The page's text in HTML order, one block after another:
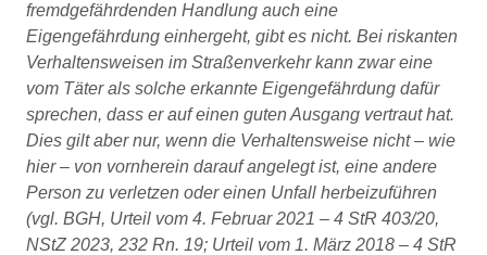
fremdgefährdenden Handlung auch eine
Eigengefährdung einhergeht, gibt es nicht. Bei riskanten
Verhaltensweisen im Straßenverkehr kann zwar eine
vom Täter als solche erkannte Eigengefährdung dafür
sprechen, dass er auf einen guten Ausgang vertraut hat.
Dies gilt aber nur, wenn die Verhaltensweise nicht – wie
hier – von vornherein darauf angelegt ist, eine andere
Person zu verletzen oder einen Unfall herbeizuführen
(vgl. BGH, Urteil vom 4. Februar 2021 – 4 StR 403/20,
NStZ 2023, 232 Rn. 19; Urteil vom 1. März 2018 – 4 StR